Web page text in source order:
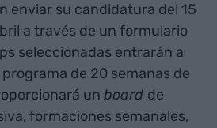
enviar su candidatura del 15
a través de un formulario
seleccionadas entrarán a
de 20 semanas de
un board de
formaciones semanales,